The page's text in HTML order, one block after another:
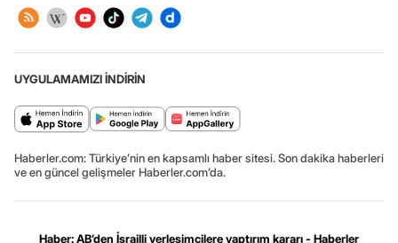
UYGULAMAMIZI İNDİRİN
Haberler.com: Türkiye’nin en kapsamlı haber sitesi. Son dakika haberleri
ve en güncel gelişmeler Haberler.com’da.
Haber: AB’den İsrailli yerleşimcilere yaptırım kararı - Haberler